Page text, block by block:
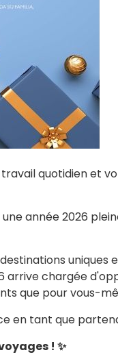
quotidien et
année 2026
arrive chargée
que pour vous-
en tant que
! ✨